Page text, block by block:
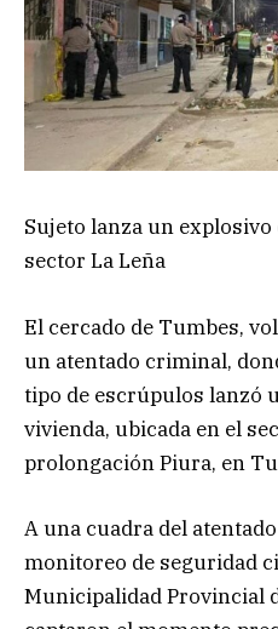
Sujeto lanza un
sector La Leña
El cercado de Tumbes,
un atentado criminal,
tipo de escrúpulos lanzó
vivienda, ubicada en el
prolongación Piura, en
A una cuadra del
monitoreo de seguridad
Municipalidad Provincial